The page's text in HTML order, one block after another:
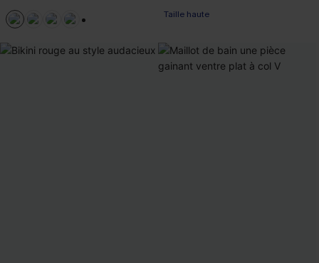
Taille haute